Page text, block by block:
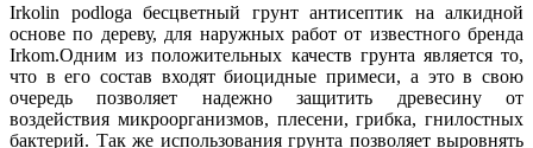
Irkolin podloga бесцветный грунт антисептик на алкидной
основе по дереву, для наружных работ от известного бренда
Irkom.Одним из положительных качеств грунта является то,
что в его состав входят биоцидные примеси, а это в свою
очередь позволяет надежно защитить древесину от
воздействия микроорганизмов, плесени, грибка, гнилостных
бактерий. Так же использования грунта позволяет выровнять